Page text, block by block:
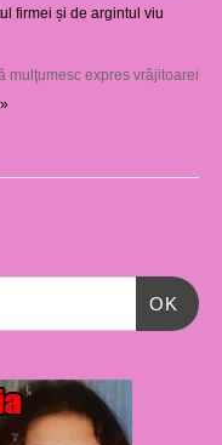
firmei și de argintul viu
mulţumesc expres vrăjitoarei
OK